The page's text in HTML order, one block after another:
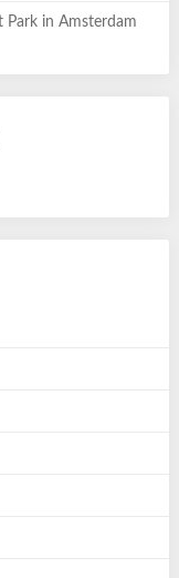
Park in Amsterdam